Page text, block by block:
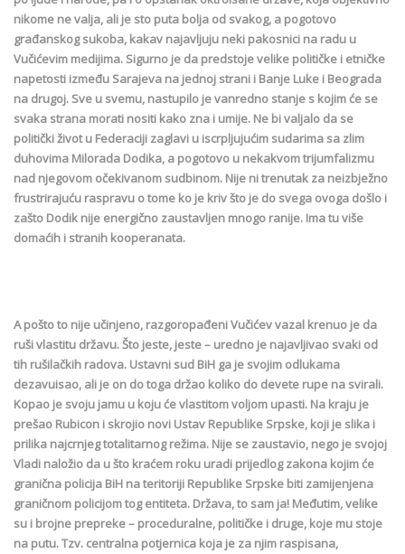
nikome ne valja, ali je sto puta bolja od svakog, a pogotovo
građanskog sukoba, kakav najavljuju neki pakosnici na radu u
Vučićevim medijima. Sigurno je da predstoje velike političke i etničke
napetosti između Sarajeva na jednoj strani i Banje Luke i Beograda
na drugoj. Sve u svemu, nastupilo je vanredno stanje s kojim će se
svaka strana morati nositi kako zna i umije. Ne bi valjalo da se
politički život u Federaciji zaglavi u iscrpljujućim sudarima sa zlim
duhovima Milorada Dodika, a pogotovo u nekakvom trijumfalizmu
nad njegovom očekivanom sudbinom. Nije ni trenutak za neizbježno
frustrirajuću raspravu o tome ko je kriv što je do svega ovoga došlo i
zašto Dodik nije energično zaustavljen mnogo ranije. Ima tu više
domaćih i stranih kooperanata.
A pošto to nije učinjeno, razgoropađeni Vučićev vazal krenuo je da
ruši vlastitu državu. Što jeste, jeste – uredno je najavljivao svaki od
tih rušilačkih radova. Ustavni sud BiH ga je svojim odlukama
dezavuisao, ali je on do toga držao koliko do devete rupe na svirali.
Kopao je svoju jamu u koju će vlastitom voljom upasti. Na kraju je
prešao Rubicon i skrojio novi Ustav Republike Srpske, koji je slika i
prilika najcrnjeg totalitarnog režima. Nije se zaustavio, nego je svojoj
Vladi naložio da u što kraćem roku uradi prijedlog zakona kojim će
granična policija BiH na teritoriji Republike Srpske biti zamijenjena
graničnom policijom tog entiteta. Država, to sam ja! Međutim, velike
su i brojne prepreke – proceduralne, političke i druge, koje mu stoje
na putu. Tzv. centralna potjernica koja je za njim raspisana,